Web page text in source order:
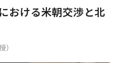
おける米朝交渉と北